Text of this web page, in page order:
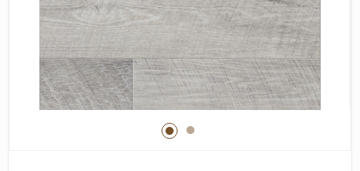
Виниловые покрытия
Стеновые панели
Лепнина
Клеевая продукция
Паркетные лаки и масла